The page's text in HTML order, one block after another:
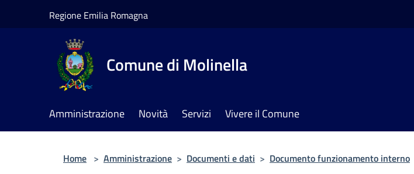
Regione Emilia Romagna
Comune di Molinella
Amministrazione Novità Servizi Vivere il Comune
Home > Amministrazione > Documenti e dati > Documento funzionamento interno